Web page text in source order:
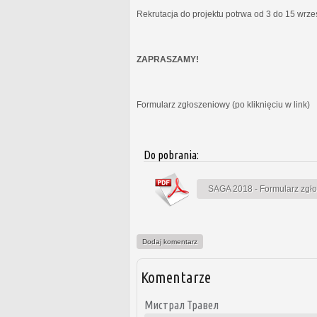
Rekrutacja do projektu potrwa od 3 do 15
ZAPRASZAMY!
Formularz zgłoszeniowy (po kliknięciu w link)
Do pobrania:
SAGA 2018 - Formularz
Dodaj komentarz
Komentarze
Мистрал Травел